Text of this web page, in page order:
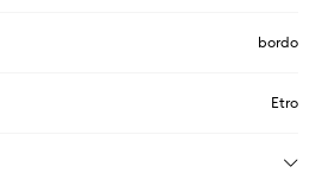
bordo
Etro